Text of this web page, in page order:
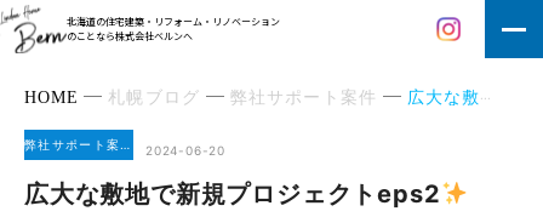
北海道の住宅建築・リフォーム・リノベーション
のことなら株式会社ベルンへ
HOME 札幌ブログ 弊社サポート案件 広大な敷地で新規プロジェクトeps2
弊社サポート案件 2024-06-20
広大な敷地で新規プロジェクトeps2